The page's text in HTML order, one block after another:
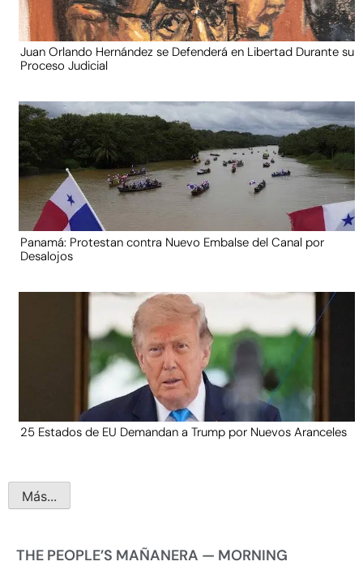
Juan Orlando Hernández se Defenderá en Libertad Durante su
Proceso Judicial
Panamá: Protestan contra Nuevo Embalse del Canal por
Desalojos
25 Estados de EU Demandan a Trump por Nuevos Aranceles
Más...
THE PEOPLE’S MAÑANERA — MORNING